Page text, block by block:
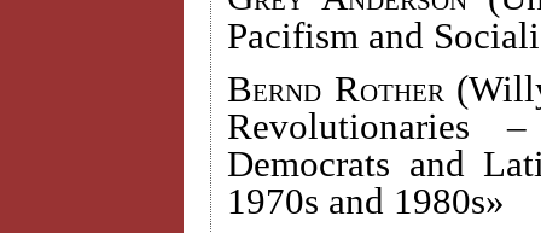
Pacifism and
Bernd Rother
Revolutionaries
Democrats and
1970s and 1980s»